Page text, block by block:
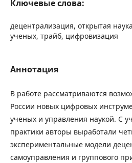
Ключевые слова:
децентрализация, открытая
ученых, трайб, цифровизация
Аннотация
В работе рассматриваются
России новых цифровых
ученых и управления наукой. С
практики авторы выработали
экспериментальные модели
самоуправления и группового